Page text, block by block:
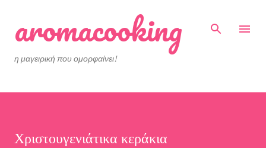
Μετάβαση στο κύριο περιεχόμενο
aromacooking
η μαγειρική που ομορφαίνει!
Χριστουγενιάτικα κεράκια